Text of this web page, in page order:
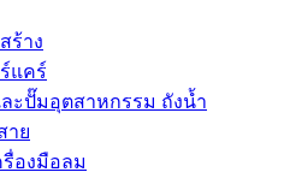
ร้าง
แคร์
ะปั๊มอุตสาหกรรม ถังน้ำ
าย
องมือลม